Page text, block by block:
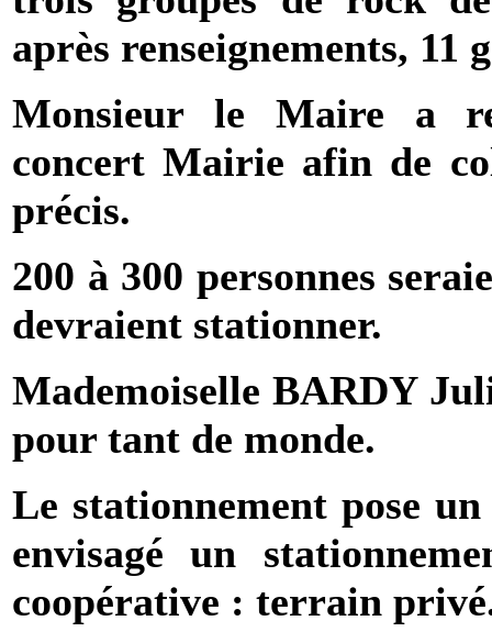
après renseignements, 11
Monsieur le Maire a
concert Mairie afin de
précis.
200 à 300 personnes
devraient stationner.
Mademoiselle BARDY
pour tant de monde.
Le stationnement pose
envisagé un
coopérative : terrain